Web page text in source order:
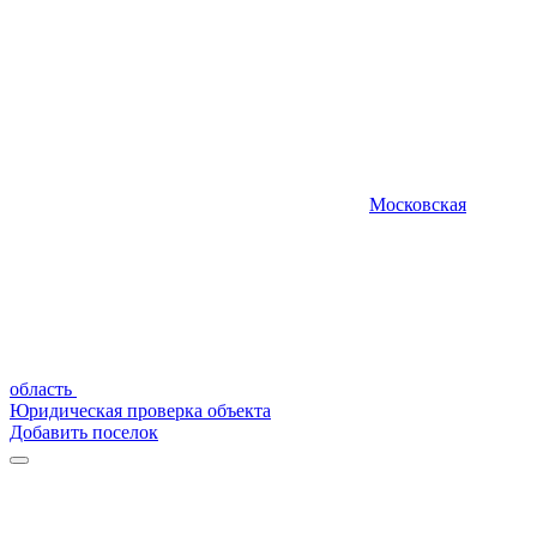
Московская
область
Юридическая проверка объекта
Добавить поселок